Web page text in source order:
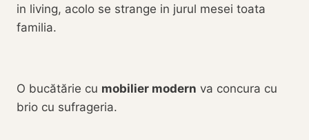
in living, acolo se strange in jurul mesei toata
familia.
O bucătărie cu mobilier modern va concura cu
brio cu sufrageria.